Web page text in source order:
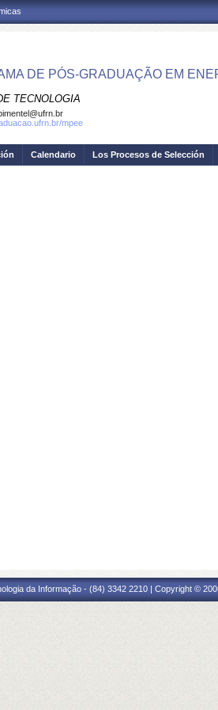
DE PÓS-GRADUAÇÃO EM
TECNOLOGIA
mpee
Calendario Los Procesos de Selección
da Informação - (84) 3342 2210 | Copyright ©